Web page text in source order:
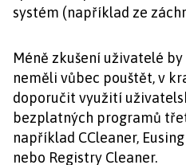
systém (například ze
Méně zkušení uživatelé
neměli vůbec pouštět, v
doporučit využití
bezplatných programů
například CCleaner,
nebo Registry Cleaner.